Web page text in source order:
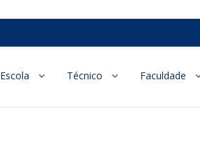
Escola Técnico Faculdade